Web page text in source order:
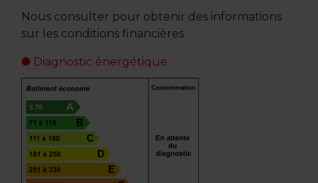
Nous consulter pour obtenir des informations
sur les conditions financières
Diagnostic énergétique